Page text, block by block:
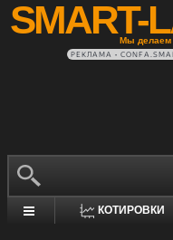
SMART-
Мы делаем
РЕКЛАМА •
КОТИРОВКИ